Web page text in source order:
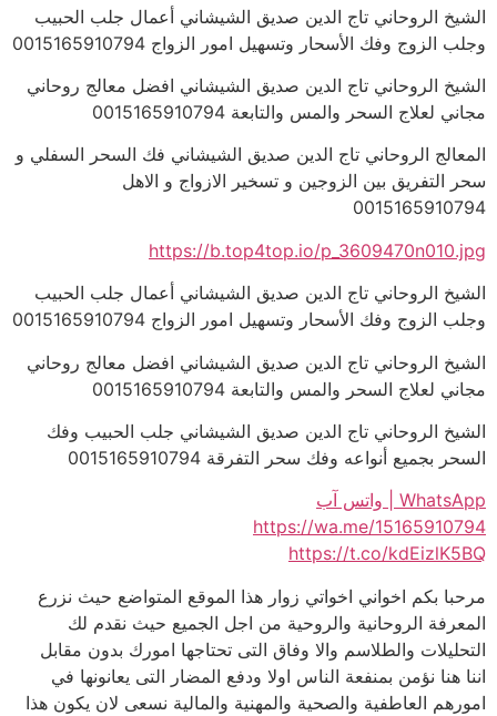
الشيخ الروحاني تاج الدين صديق الشيشاني أعمال جلب الحبيب
وجلب الزوج وفك الأسحار وتسهيل امور الزواج 0015165910794
الشيخ الروحاني تاج الدين صديق الشيشاني افضل معالج روحاني
مجاني لعلاج السحر والمس والتابعة 0015165910794
المعالج الروحاني تاج الدين صديق الشيشاني فك السحر السفلي و
سحر التفريق بين الزوجين و تسخير الازواج و الاهل
0015165910794
https://b.top4top.io/p_3609470n010.jpg
الشيخ الروحاني تاج الدين صديق الشيشاني أعمال جلب الحبيب
وجلب الزوج وفك الأسحار وتسهيل امور الزواج 0015165910794
الشيخ الروحاني تاج الدين صديق الشيشاني افضل معالج روحاني
مجاني لعلاج السحر والمس والتابعة 0015165910794
الشيخ الروحاني تاج الدين صديق الشيشاني جلب الحبيب وفك
السحر بجميع أنواعه وفك سحر التفرقة 0015165910794
WhatsApp | واتس آب
https://wa.me/15165910794
https://t.co/kdEizlK5BQ
مرحبا بكم اخواني اخواتي زوار هذا الموقع المتواضع حيث نزرع
المعرفة الروحانية والروحية من اجل الجميع حيث نقدم لك
التحليلات والطلاسم والا وفاق التى تحتاجها امورك بدون مقابل
اننا هنا نؤمن بمنفعة الناس اولا ودفع المضار التى يعانونها في
امورهم العاطفية والصحية والمهنية والمالية نسعى لان يكون هذا